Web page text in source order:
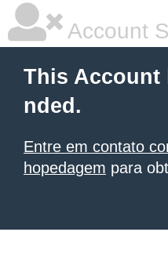
Account
This Account
nded.
Entre em contato
hopedagem para